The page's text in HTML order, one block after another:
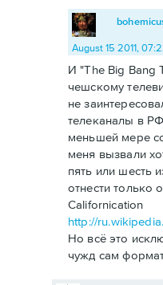
August 15 2011,
И "The Big Bang
чешскому
не
телеканалы в
меньшей мере
меня вызвали
пять или шесть
отнести только
Californication
http://
Но всё это
чужд сам